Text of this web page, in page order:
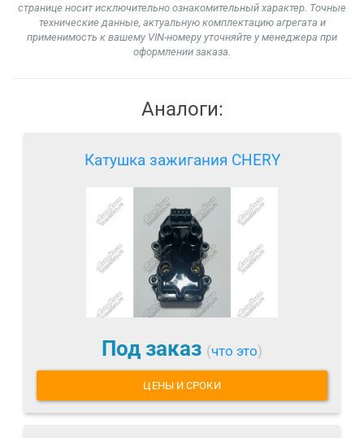
странице носит исключительно ознакомительный характер. Точные
технические данные, актуальную комплектацию агрегата и
применимость к вашему VIN-номеру уточняйте у менеджера при
оформлении заказа.
Аналоги:
Катушка зажигания CHERY
Под заказ (что это)
ЦЕНЫ И СРОКИ